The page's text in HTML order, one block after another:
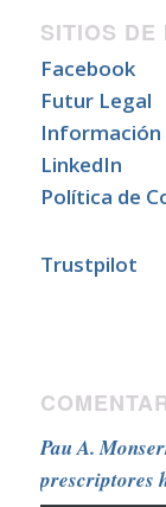
SITIOS DE
Facebook
Futur Legal
Información
LinkedIn
Política de
Trustpilot
Pau A.
prescriptores